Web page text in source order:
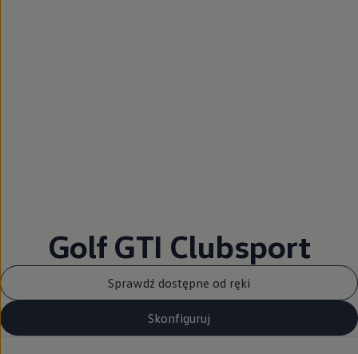
Golf GTI Clubsport
Sprawdź dostępne od ręki
Skonfiguruj